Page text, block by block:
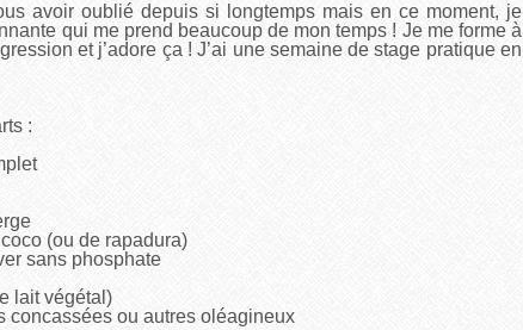
avoir oublié depuis si longtemps mais en ce moment, je
qui me prend beaucoup de mon temps ! Je me forme à
et j’adore ça ! J’ai une semaine de stage pratique en
:
(ou de rapadura)
sans phosphate
lait végétal)
concassées ou autres oléagineux